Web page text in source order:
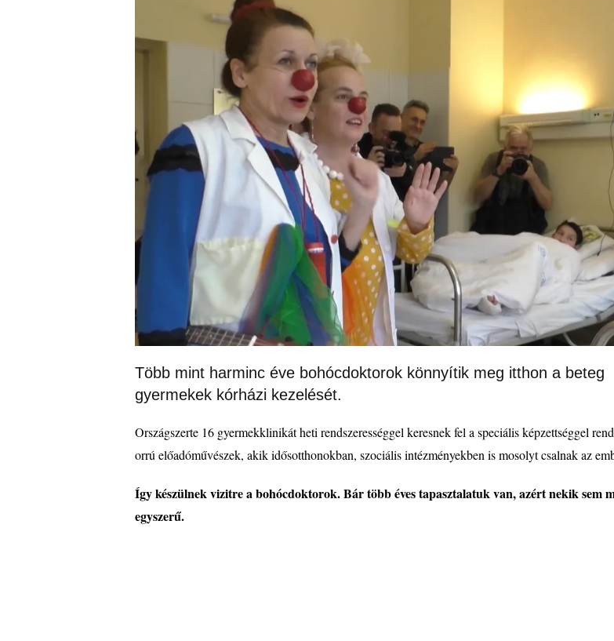
Több mint harminc éve bohócdoktorok könnyítik meg itthon a beteg
gyermekek kórházi kezelését.
Országszerte 16 gyermekklinikát heti rendszerességgel keresnek fel a speciális képzettséggel
orrú előadóművészek, akik idősotthonokban, szociális intézményekben is mosolyt csalnak az
Így készülnek vizitre a bohócdoktorok. Bár többéves tapasztalatuk van, azért nekik sem
egyszerű.